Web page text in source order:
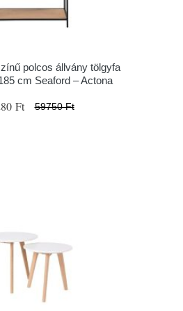
polcos állvány tölgyfa
cm Seaford – Actona
Ft 59750 Ft